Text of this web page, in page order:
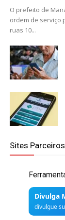
O prefeito de
ordem de serviço
ruas 10...
Sites Parceiros
Divulga
divulgue